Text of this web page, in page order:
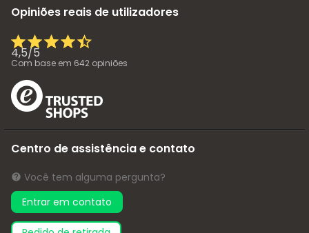
Opiniões reais de utilizadores
4,5/5
Com base em 642 opiniões
Centro de assistência e contato
Você tem alguma pergunta?
Entrar em contato